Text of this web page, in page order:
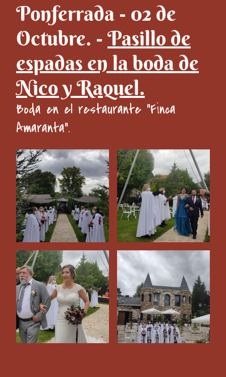
Ponferrada - 02 de
Octubre. - Pasillo de
espadas en la boda de
Nico y Raquel.
Boda en el restaurante "Finca
Amaranta".